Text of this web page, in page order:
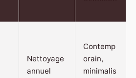
Nettoyage
annuel
Contemp
orain,
minimalis